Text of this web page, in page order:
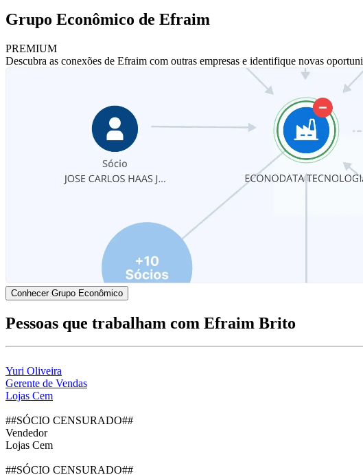
Grupo Econômico de Efraim
PREMIUM
Descubra as conexões de Efraim com outras empresas e identifique novas
Conhecer Grupo Econômico
Pessoas que trabalham com Efraim Brito
Yuri Oliveira
Gerente de Vendas
Lojas Cem
##SÓCIO CENSURADO##
Vendedor
Lojas Cem
##SÓCIO CENSURADO##